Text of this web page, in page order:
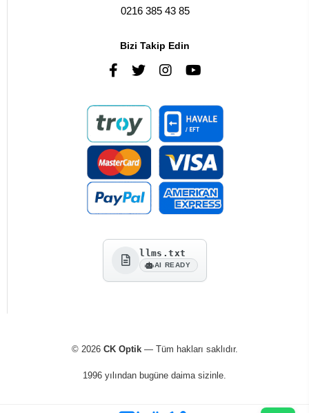
0216 385 43 85
Bizi Takip Edin
llms.txt
AI READY
© 2026 CK Optik— Tüm hakları saklıdır.
1996 yılından bugüne daima sizinle.